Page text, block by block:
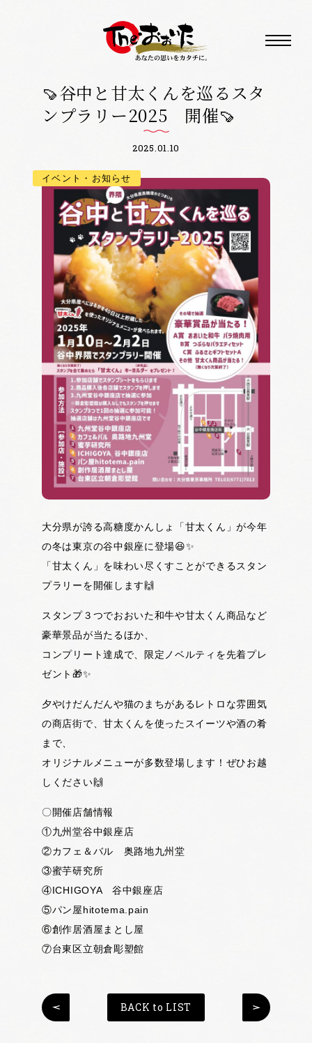
🍠谷中と甘太くんを巡るスタ
ンプラリー2025 開催🍠
2025.01.10
イベント・お知らせ
大分県が誇る高糖度かんしょ「甘太くん」が今年
の冬は東京の谷中銀座に登場😆✨
「甘太くん」を味わい尽くすことができるスタン
プラリーを開催します🙌
スタンプ３つでおおいた和牛や甘太くん商品など
豪華景品が当たるほか、
コンプリート達成で、限定ノベルティを先着プレ
ゼント🎁✨
夕やけだんだんや猫のまちがあるレトロな雰囲気
の商店街で、甘太くんを使ったスイーツや酒の肴
まで、
オリジナルメニューが多数登場します！ぜひお越
しください🙌
〇開催店舗情報
①九州堂谷中銀座店
②カフェ＆バル 奥路地九州堂
③蜜芋研究所
④ICHIGOYA 谷中銀座店
⑤パン屋hitotema.pain
⑥創作居酒屋まとし屋
⑦台東区立朝倉彫塑館
BACK to LIST